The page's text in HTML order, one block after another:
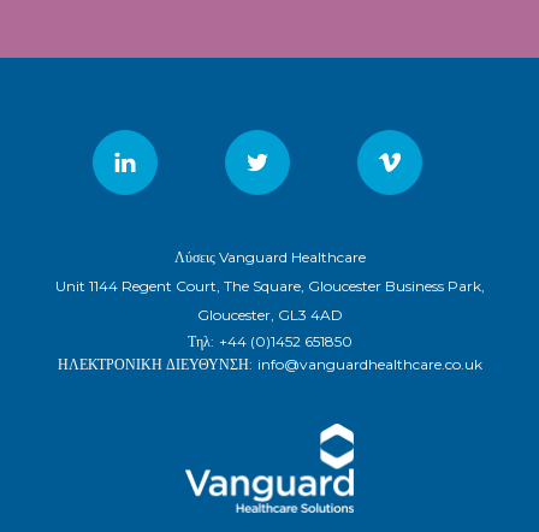
Λύσεις Vanguard Healthcare
Unit 1144 Regent Court, The Square, Gloucester Business Park,
Gloucester, GL3 4AD
Τηλ: +44 (0)1452 651850
ΗΛΕΚΤΡΟΝΙΚΗ ΔΙΕΥΘΥΝΣΗ: info@vanguardhealthcare.co.uk